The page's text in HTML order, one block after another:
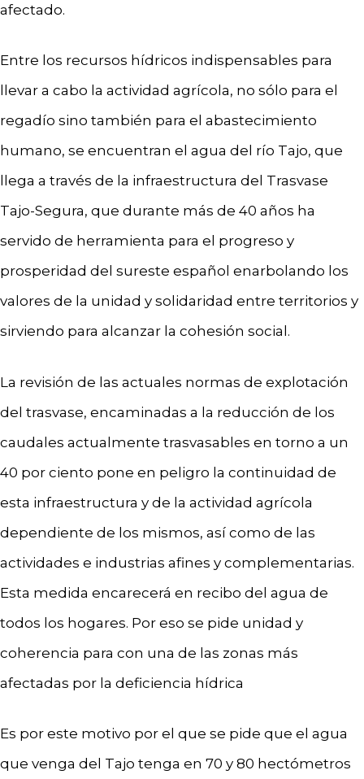
afectado.
Entre los recursos hídricos indispensables para
llevar a cabo la actividad agrícola, no sólo para el
regadío sino también para el abastecimiento
humano, se encuentran el agua del río Tajo, que
llega a través de la infraestructura del Trasvase
Tajo-Segura, que durante más de 40 años ha
servido de herramienta para el progreso y
prosperidad del sureste español enarbolando los
valores de la unidad y solidaridad entre territorios y
sirviendo para alcanzar la cohesión social.
La revisión de las actuales normas de explotación
del trasvase, encaminadas a la reducción de los
caudales actualmente trasvasables en torno a un
40 por ciento pone en peligro la continuidad de
esta infraestructura y de la actividad agrícola
dependiente de los mismos, así como de las
actividades e industrias afines y complementarias.
Esta medida encarecerá en recibo del agua de
todos los hogares. Por eso se pide unidad y
coherencia para con una de las zonas más
afectadas por la deficiencia hídrica
Es por este motivo por el que se pide que el agua
que venga del Tajo tenga en 70 y 80 hectómetros